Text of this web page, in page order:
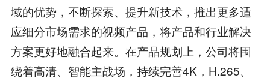
域的优势，不断探索、提升新技术，推出更多适
应细分市场需求的视频产品，将产品和行业解决
方案更好地融合起来。在产品规划上，公司将围
绕着高清、智能主战场，持续完善4K，H.265、